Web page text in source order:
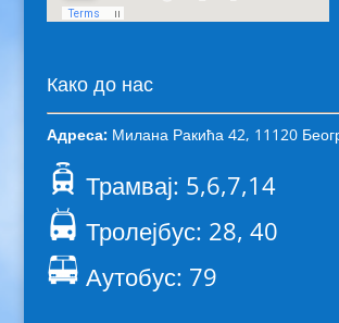
Како до нас
Адреса:Милана Ракића 42, 11120
Трамвај: 5,6,7,14
Тролејбус: 28, 40
Аутобус: 79